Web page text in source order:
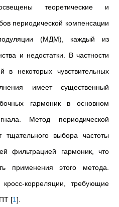
теоретические и
периодической компенсации
(МДМ), каждый из
и недостатки. В частности
некоторых чувствительных
имеет существенный
гармоник в основном
Метод периодической
тщательного выбора частоты
фильтрацией гармоник, что
применения этого метода.
корреляции, требующие
[1]